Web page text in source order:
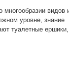
многообразии видов
уровне, знание
туалетные ершики,